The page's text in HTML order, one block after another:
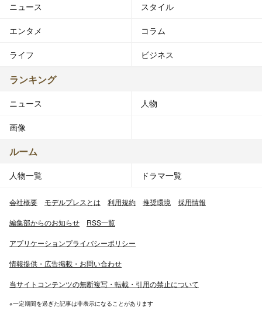
ニュース スタイル
エンタメ コラム
ライフ ビジネス
ランキング
ニュース 人物
画像
ルーム
人物一覧 ドラマ一覧
会社概要 モデルプレスとは 利用規約 推奨環境 採用情報
編集部からのお知らせ RSS一覧
アプリケーションプライバシーポリシー
情報提供・広告掲載・お問い合わせ
当サイトコンテンツの無断複写・転載・引用の禁止について
※一定期間を過ぎた記事は非表示になることがあります